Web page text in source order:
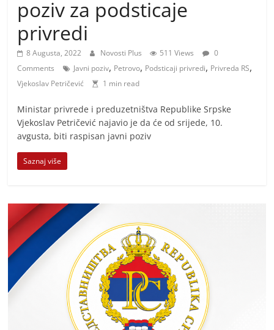
t
i
v
n
i
h
v
i
t
i
poziv za podsticaje
privredi
8 Augusta, 2022 Novosti Plus 511 Views
0
Comments
Javni poziv, Petrovo, Podsticaji privredi, Privreda RS,
Vjekoslav Petričević 1 min read
​Ministar privrede i preduzetništva Republike Srpske
Vjekoslav Petričević najavio je da će od srijede, 10.
avgusta, biti raspisan javni poziv
Saznaj više